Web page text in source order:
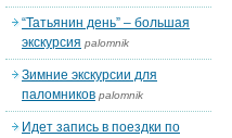
“Татьянин день” – большая
экскурсия palomnik
Зимние экскурсии для
паломников palomnik
Идет запись в поездки по